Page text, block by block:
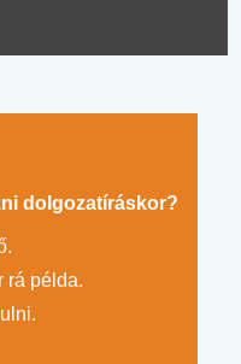
dolgozatíráskor?
rá példa.